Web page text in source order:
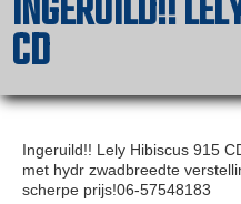
CD
Ingeruild!! Lely Hibiscus 915
met hydr zwadbreedte
scherpe prijs!06-57548183